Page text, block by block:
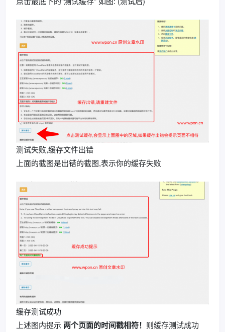
测试失败,缓存文件出错
上面的截图是出错的截图,表示你的缓存失败
缓存测试成功
上述图内提示两个页面的时间戳相符！ 则缓存测试成功